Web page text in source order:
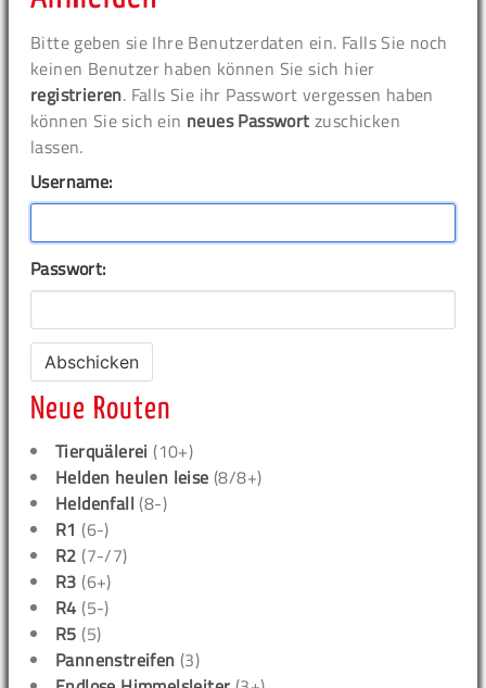
Bitte geben sie Ihre Benutzerdaten ein. Falls Sie noch
keinen Benutzer haben können Sie sich hier
registrieren. Falls Sie ihr Passwort vergessen haben
können Sie sich ein neues Passwort zuschicken
lassen.
Username:
Passwort:
Neue Routen
Tierquälerei (10+)
Helden heulen leise (8/8+)
Heldenfall (8-)
R1 (6-)
R2 (7-/7)
R3 (6+)
R4 (5-)
R5 (5)
Pannenstreifen (3)